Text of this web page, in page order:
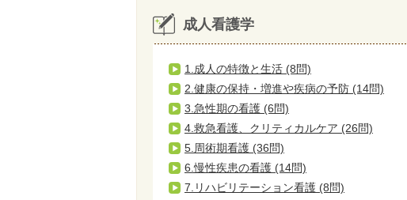
成人看護学
1.成人の特徴と生活 (8問)
2.健康の保持・増進や疾病の予防 (14問)
3.急性期の看護 (6問)
4.救急看護、クリティカルケア (26問)
5.周術期看護 (36問)
6.慢性疾患の看護 (14問)
7.リハビリテーション看護 (8問)